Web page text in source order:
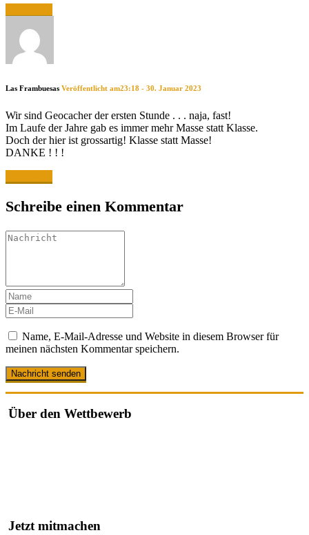
Las Frambuesas Veröffentlicht am23:18 - 30. Januar 2023
Wir sind Geocacher der ersten Stunde . . . naja, fast!
Im Laufe der Jahre gab es immer mehr Masse statt Klasse.
Doch der hier ist grossartig! Klasse statt Masse!
DANKE ! ! !
Schreibe einen Kommentar
Name, E-Mail-Adresse und Website in diesem Browser für
meinen nächsten Kommentar speichern.
Über den Wettbewerb
Jetzt mitmachen